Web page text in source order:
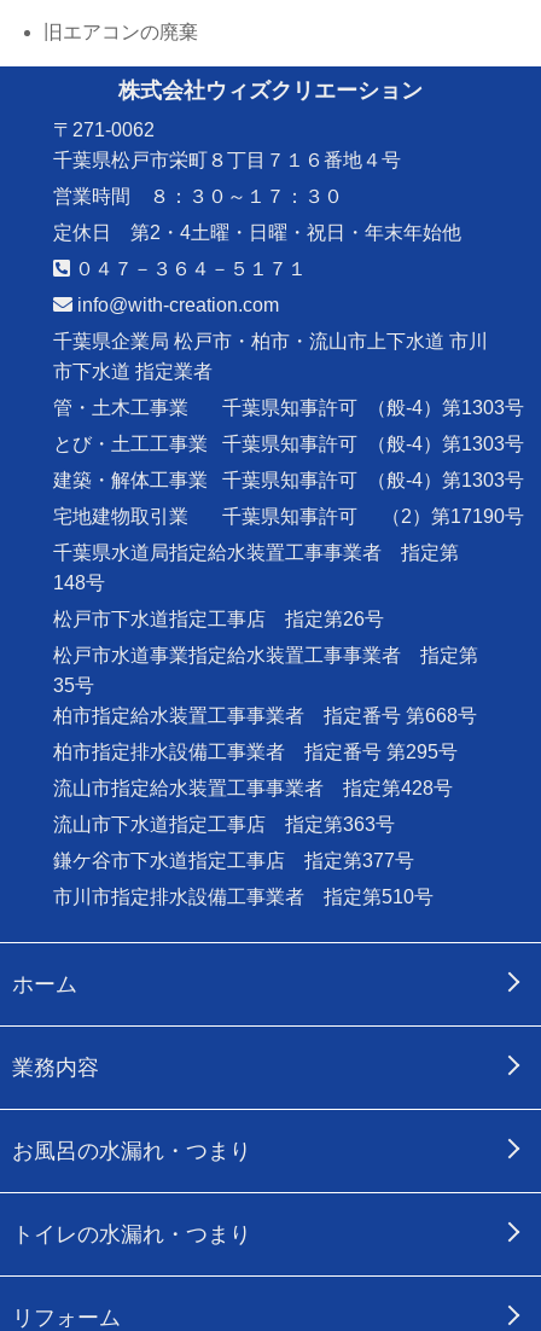
旧エアコンの廃棄
株式会社ウィズクリエーション
〒271-0062
千葉県松戸市栄町８丁目７１６番地４号
営業時間 ８：３０～１７：３０
定休日 第2・4土曜・日曜・祝日・年末年始他
０４７－３６４－５１７１
info@with-creation.com
千葉県企業局 松戸市・柏市・流山市上下水道 市川
市下水道 指定業者
管・土木工事業
千葉県知事許可
（般-4）第1303号
とび・土工工事業
千葉県知事許可
（般-4）第1303号
建築・解体工事業
千葉県知事許可
（般-4）第1303号
宅地建物取引業
千葉県知事許可
（2）第17190号
千葉県水道局指定給水装置工事事業者 指定第
148号
松戸市下水道指定工事店 指定第26号
松戸市水道事業指定給水装置工事事業者 指定第
35号
柏市指定給水装置工事事業者 指定番号 第668号
柏市指定排水設備工事業者 指定番号 第295号
流山市指定給水装置工事事業者 指定第428号
流山市下水道指定工事店 指定第363号
鎌ケ谷市下水道指定工事店 指定第377号
市川市指定排水設備工事業者 指定第510号
ホーム
業務内容
お風呂の水漏れ・つまり
トイレの水漏れ・つまり
リフォーム